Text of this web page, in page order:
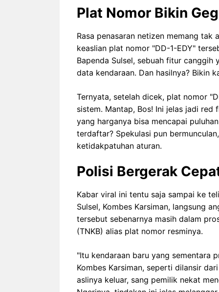
Plat Nomor Bikin
Rasa penasaran netizen memang tak
keaslian plat nomor "DD-1-EDY"
Bapenda Sulsel, sebuah fitur canggih
data kendaraan. Dan hasilnya? Bikin
Ternyata, setelah dicek, plat nomor
sistem. Mantap, Bos! Ini jelas jadi red
yang harganya bisa mencapai
terdaftar? Spekulasi pun
ketidakpatuhan aturan.
Polisi Bergerak
Kabar viral ini tentu saja sampai ke
Sulsel, Kombes Karsiman, langsung
tersebut sebenarnya masih dalam
(TNKB) alias plat nomor resminya.
"Itu kendaraan baru yang sementara
Kombes Karsiman, seperti dilansir
aslinya keluar, sang pemilik nekat